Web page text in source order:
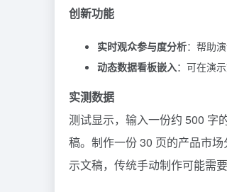
创新功能
实时观众参与度分析：帮助
动态数据看板嵌入：可在演
实测数据
测试显示，输入一份约 500 字
稿。制作一份 30 页的产品市
示文稿，传统手动制作可能需要